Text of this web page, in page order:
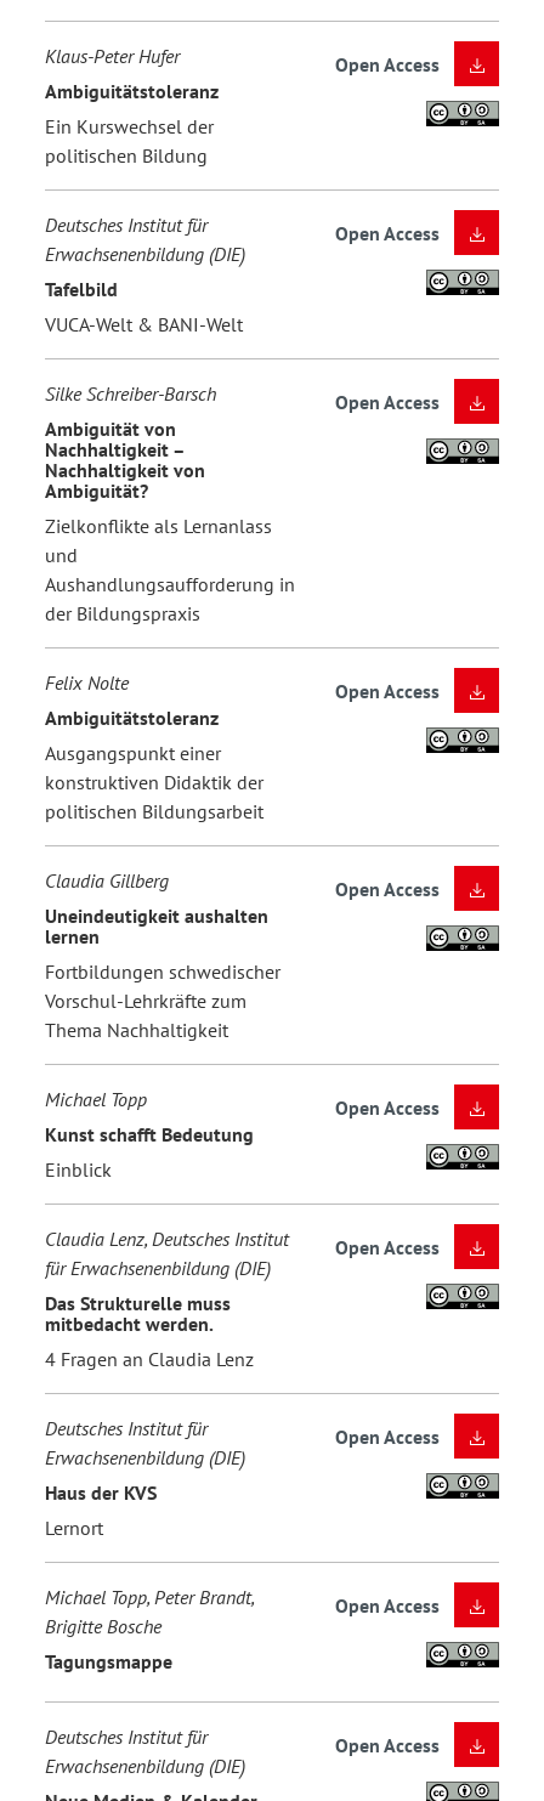
Klaus-Peter Hufer
Ambiguitätstoleranz
Ein Kurswechsel der
politischen Bildung
Open Access
Deutsches Institut für
Erwachsenenbildung (DIE)
Tafelbild
VUCA-Welt & BANI-Welt
Open Access
Silke Schreiber-Barsch
Ambiguität von
Nachhaltigkeit –
Nachhaltigkeit von
Ambiguität?
Zielkonflikte als Lernanlass
und
Aushandlungsaufforderung in
der Bildungspraxis
Open Access
Felix Nolte
Ambiguitätstoleranz
Ausgangspunkt einer
konstruktiven Didaktik der
politischen Bildungsarbeit
Open Access
Claudia Gillberg
Uneindeutigkeit aushalten
lernen
Fortbildungen schwedischer
Vorschul-Lehrkräfte zum
Thema Nachhaltigkeit
Open Access
Michael Topp
Kunst schafft Bedeutung
Einblick
Open Access
Claudia Lenz, Deutsches Institut
für Erwachsenenbildung (DIE)
Das Strukturelle muss
mitbedacht werden.
4 Fragen an Claudia Lenz
Open Access
Deutsches Institut für
Erwachsenenbildung (DIE)
Haus der KVS
Lernort
Open Access
Michael Topp, Peter Brandt,
Brigitte Bosche
Tagungsmappe
Open Access
Deutsches Institut für
Erwachsenenbildung (DIE)
Open Access